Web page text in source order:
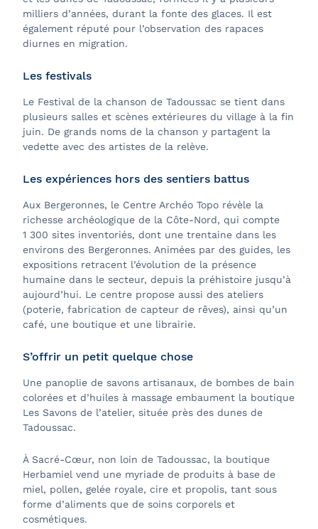
milliers d’années, durant la fonte des glaces. Il est
également réputé pour l’observation des rapaces
diurnes en migration.
Les festivals
Le Festival de la chanson de Tadoussac se tient dans
plusieurs salles et scènes extérieures du village à la fin
juin. De grands noms de la chanson y partagent la
vedette avec des artistes de la relève.
Les expériences hors des sentiers battus
Aux Bergeronnes, le Centre Archéo Topo révèle la
richesse archéologique de la Côte-Nord, qui compte
1 300 sites inventoriés, dont une trentaine dans les
environs des Bergeronnes. Animées par des guides, les
expositions retracent l’évolution de la présence
humaine dans le secteur, depuis la préhistoire jusqu’à
aujourd’hui. Le centre propose aussi des ateliers
(poterie, fabrication de capteur de rêves), ainsi qu’un
café, une boutique et une librairie.
S’offrir un petit quelque chose
Une panoplie de savons artisanaux, de bombes de bain
colorées et d’huiles à massage embaument la boutique
Les Savons de l’atelier, située près des dunes de
Tadoussac.
À Sacré-Cœur, non loin de Tadoussac, la boutique
Herbamiel vend une myriade de produits à base de
miel, pollen, gelée royale, cire et propolis, tant sous
forme d’aliments que de soins corporels et
cosmétiques.